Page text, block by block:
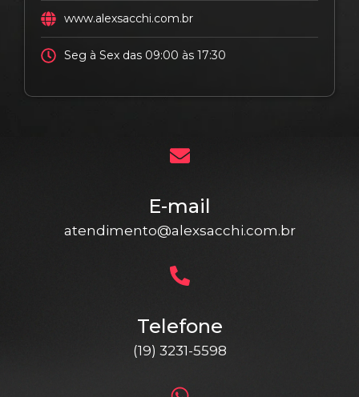
www.alexsacchi.com.br
Seg à Sex das 09:00 às 17:30
E-mail
atendimento@alexsacchi.com.br
Telefone
(19) 3231-5598